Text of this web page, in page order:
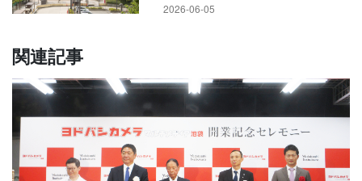
2026-06-05
関連記事